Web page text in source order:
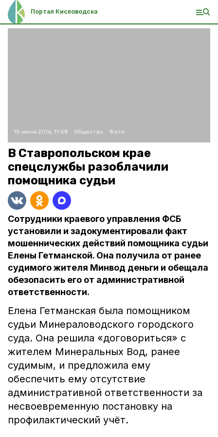
Портал Кисловодска
15 июня 2016, 11:58 Общество Фото:
В Ставропольском крае
спецслужбы разоблачили
помощника судьи
Сотрудники краевого управления ФСБ
установили и задокументировали факт
мошеннических действий помощника судьи
Елены Гетманской. Она получила от ранее
судимого жителя Минвод деньги и обещала
обезопасить его от административной
ответственности.
Елена Гетманская была помощником
судьи Минераловодского городского
суда. Она решила «договориться» с
жителем Минеральных Вод, ранее
судимым, и предложила ему
обеспечить ему отсутствие
административной ответственности за
несвоевременную постановку на
профилактический учёт.